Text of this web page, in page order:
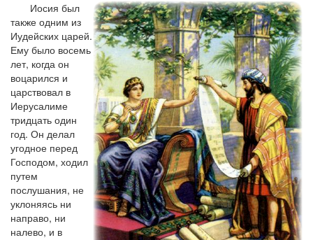
Иосия был
также одним из
Иудейских царей.
Ему было восемь
лет, когда он
воцарился и
царствовал в
Иерусалиме
тридцать один
год. Он делал
угодное перед
Господом, ходил
путем
послушания, не
уклоняясь ни
направо, ни
налево, и в